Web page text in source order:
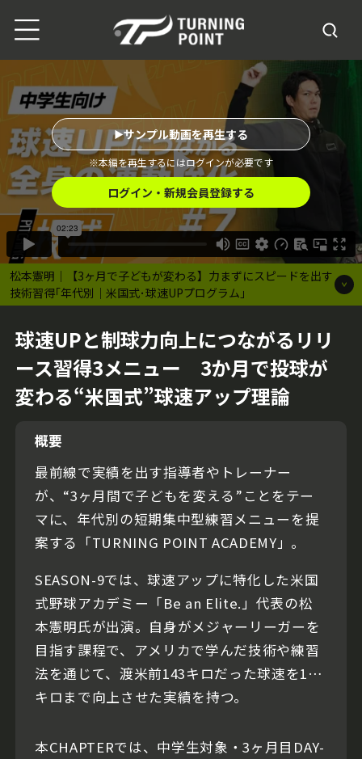
松本憲明｜【3ヶ月で子どもが変わる】力まずにスピードを出す
技術習得｢年代別｜米国式･球速UPプログラム｣
※本編を再生するにはログインが必要です
サンプル動画を再生する
ログイン・新規会員登録する
球速UPと制球力向上につながるリリ
ース習得3メニュー 3か月で投球が
変わる“米国式”球速アップ理論
概要
最前線で実績を出す指導者やトレーナー
が、“3ヶ月間で子どもを変える”ことをテー
マに、年代別の短期集中型練習メニューを提
案する「TURNING POINT ACADEMY」。
SEASON-9では、球速アップに特化した米国
式野球アカデミー「Be an Elite.」代表の松
本憲明氏が出演。自身がメジャーリーガーを
目指す課程で、アメリカで学んだ技術や練習
法を通じて、渡米前143キロだった球速を151
キロまで向上させた実績を持つ。
本CHAPTERでは、中学生対象・3ヶ月目DAY-